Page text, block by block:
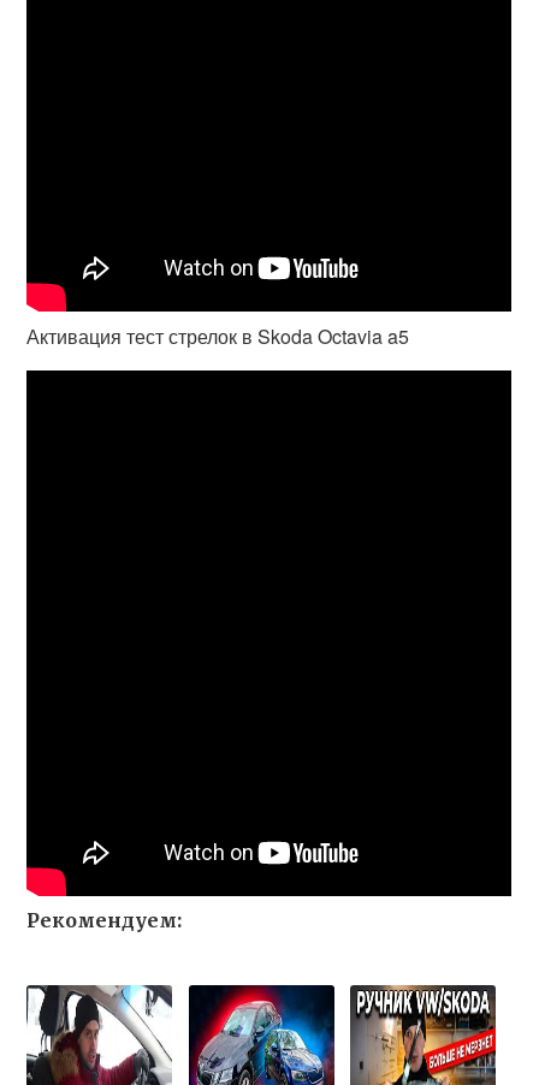
Активация тест стрелок в Skoda Octavia a5
Рекомендуем: